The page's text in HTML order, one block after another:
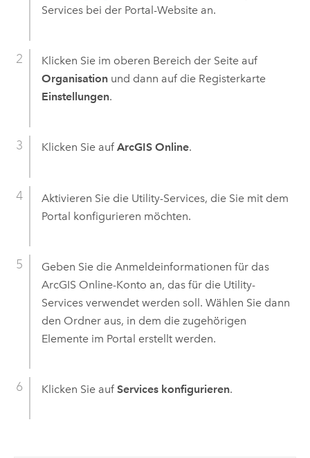
Services bei der Portal-Website an.
Klicken Sie im oberen Bereich der Seite auf
Organisationund dann auf die Registerkarte
Einstellungen.
Klicken Sie auf ArcGIS Online.
Aktivieren Sie die Utility-Services, die Sie mit dem
Portal konfigurieren möchten.
Geben Sie die Anmeldeinformationen für das
ArcGIS Online-Konto an, das für die Utility-
Services verwendet werden soll. Wählen Sie dann
den Ordner aus, in dem die zugehörigen
Elemente im Portal erstellt werden.
Klicken Sie auf Services konfigurieren.